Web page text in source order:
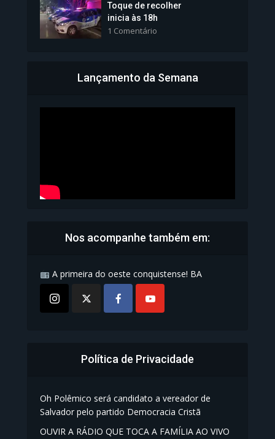
Bahia inicia emissão da
Toque de recolher
inicia às 18h
1 Comentário
Lançamento da Semana
Nos acompanhe também em:
A primeira do oeste conquistense! BA
Política de Privacidade
Oh Polêmico será candidato a vereador de
Salvador pelo partido Democracia Cristã
OUVIR A RÁDIO QUE TOCA A FAMÍLIA AO VIVO